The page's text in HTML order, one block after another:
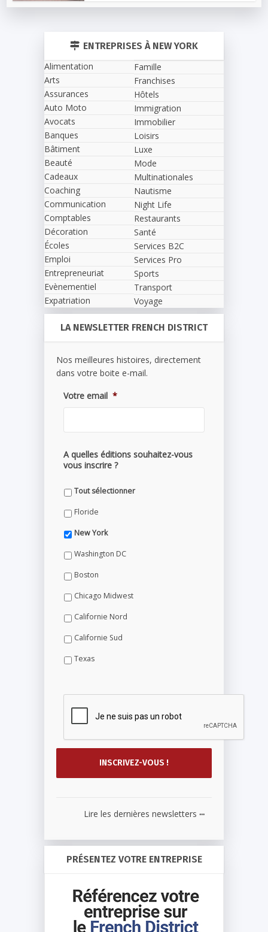
ENTREPRISES À NEW YORK
Alimentation
Arts
Assurances
Auto Moto
Avocats
Banques
Bâtiment
Beauté
Cadeaux
Coaching
Communication
Comptables
Décoration
Écoles
Emploi
Entrepreneuriat
Evènementiel
Expatriation
Famille
Franchises
Hôtels
Immigration
Immobilier
Loisirs
Luxe
Mode
Multinationales
Nautisme
Night Life
Restaurants
Santé
Services B2C
Services Pro
Sports
Transport
Voyage
LA NEWSLETTER FRENCH DISTRICT
Nos meilleures histoires, directement
dans votre boite e-mail.
Votre email *
A quelles éditions souhaitez-vous
vous inscrire ?
Tout sélectionner
Floride
New York
Washington DC
Boston
Chicago Midwest
Californie Nord
Californie Sud
Texas
Lire les dernières newsletters ...
PRÉSENTEZ VOTRE ENTREPRISE